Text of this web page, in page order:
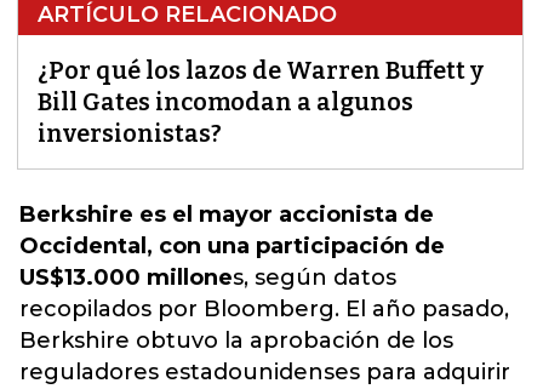
ARTÍCULO RELACIONADO
¿Por qué los lazos de Warren Buffett y
Bill Gates incomodan a algunos
inversionistas?
Berkshire es el mayor accionista de
Occidental, con una participación de
US$13.000 millones, según datos
recopilados por Bloomberg. El año pasado,
Berkshire obtuvo la aprobación de los
reguladores estadounidenses para adquirir